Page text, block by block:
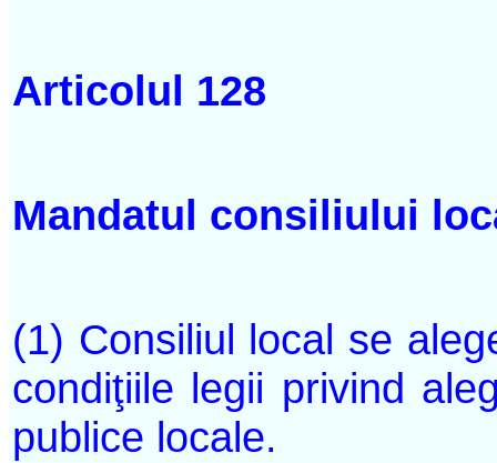
Articolul 128
Mandatul consiliului
(1) Consiliul local se
condiţiile legii privind
publice locale.